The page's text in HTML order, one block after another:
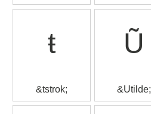
ŧ
&tstrok;
Ũ
&Utilde;